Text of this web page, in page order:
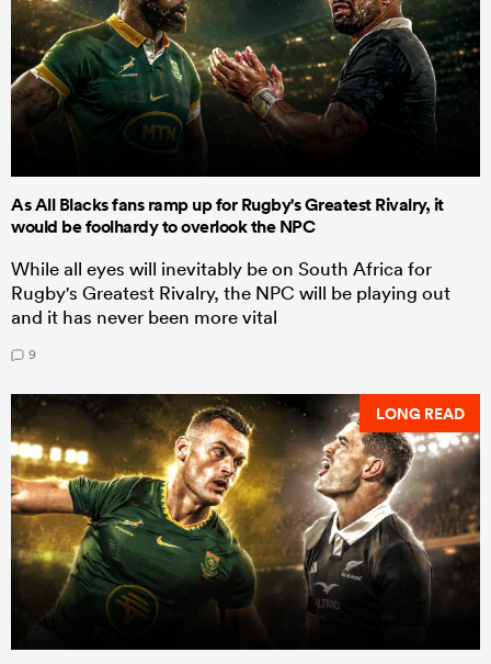
As All Blacks fans ramp up for Rugby's Greatest Rivalry, it
would be foolhardy to overlook the NPC
While all eyes will inevitably be on South Africa for
Rugby's Greatest Rivalry, the NPC will be playing out
and it has never been more vital
9
LONG READ